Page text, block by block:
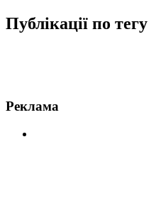
Публікації по тегу
Реклама